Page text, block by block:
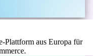
Plattform aus Europa für